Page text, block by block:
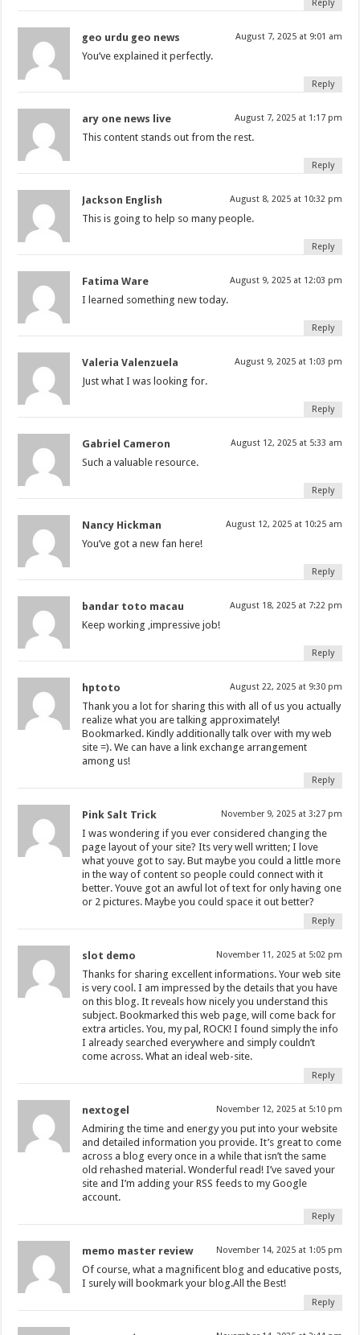
Reply
geo urdu geo news August 7, 2025 at 9:01 am
You’ve explained it perfectly.
Reply
ary one news live August 7, 2025 at 1:17 pm
This content stands out from the rest.
Reply
Jackson English August 8, 2025 at 10:32 pm
This is going to help so many people.
Reply
Fatima Ware August 9, 2025 at 12:03 pm
I learned something new today.
Reply
Valeria Valenzuela August 9, 2025 at 1:03 pm
Just what I was looking for.
Reply
Gabriel Cameron August 12, 2025 at 5:33 am
Such a valuable resource.
Reply
Nancy Hickman August 12, 2025 at 10:25 am
You’ve got a new fan here!
Reply
bandar toto macau August 18, 2025 at 7:22 pm
Keep working ,impressive job!
Reply
hptoto August 22, 2025 at 9:30 pm
Thank you a lot for sharing this with all of us you actually
realize what you are talking approximately!
Bookmarked. Kindly additionally talk over with my web
site =). We can have a link exchange arrangement
among us!
Reply
Pink Salt Trick November 9, 2025 at 3:27 pm
I was wondering if you ever considered changing the
page layout of your site? Its very well written; I love
what youve got to say. But maybe you could a little more
in the way of content so people could connect with it
better. Youve got an awful lot of text for only having one
or 2 pictures. Maybe you could space it out better?
Reply
slot demo November 11, 2025 at 5:02 pm
Thanks for sharing excellent informations. Your web site
is very cool. I am impressed by the details that you have
on this blog. It reveals how nicely you understand this
subject. Bookmarked this web page, will come back for
extra articles. You, my pal, ROCK! I found simply the info
I already searched everywhere and simply couldn’t
come across. What an ideal web-site.
Reply
nextogel November 12, 2025 at 5:10 pm
Admiring the time and energy you put into your website
and detailed information you provide. It’s great to come
across a blog every once in a while that isn’t the same
old rehashed material. Wonderful read! I’ve saved your
site and I’m adding your RSS feeds to my Google
account.
Reply
memo master review November 14, 2025 at 1:05 pm
Of course, what a magnificent blog and educative posts,
I surely will bookmark your blog.All the Best!
Reply